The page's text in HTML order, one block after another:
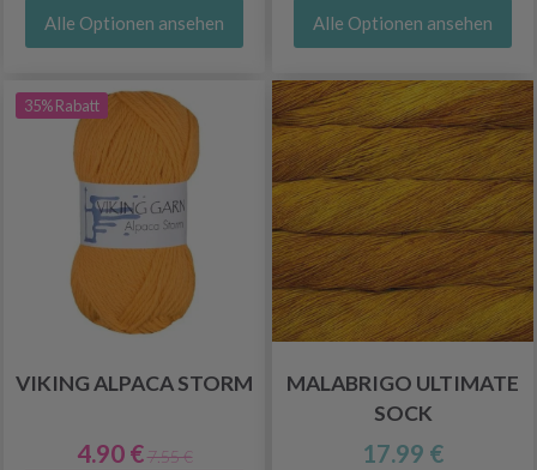
Alle Optionen ansehen Alle Optionen ansehen
35% Rabatt
VIKING ALPACA STORM
4.90 € 7.55 €
MALABRIGO ULTIMATE
SOCK
17.99 €